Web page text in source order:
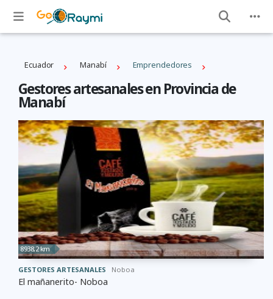
Ecuador Manabí Emprendedores
Gestores artesanales en Provincia de
Manabí
8938,2 km
GESTORES ARTESANALES Noboa
El mañanerito- Noboa